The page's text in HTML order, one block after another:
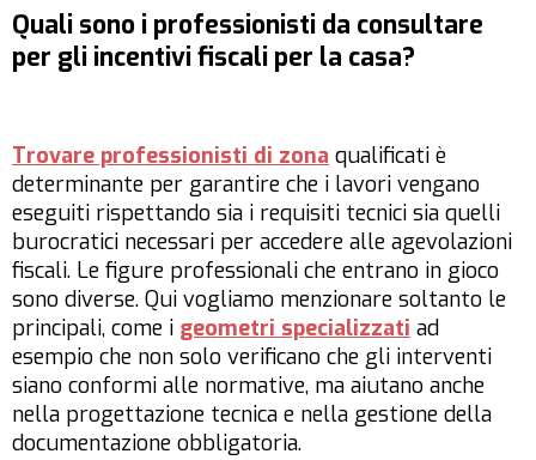
Quali sono i professionisti da consultare
per gli incentivi fiscali per la casa?
Trovare professionisti di zona qualificati è
determinante per garantire che i lavori vengano
eseguiti rispettando sia i requisiti tecnici sia quelli
burocratici necessari per accedere alle agevolazioni
fiscali. Le figure professionali che entrano in gioco
sono diverse. Qui vogliamo menzionare soltanto le
principali, come i geometri specializzati ad
esempio che non solo verificano che gli interventi
siano conformi alle normative, ma aiutano anche
nella progettazione tecnica e nella gestione della
documentazione obbligatoria.